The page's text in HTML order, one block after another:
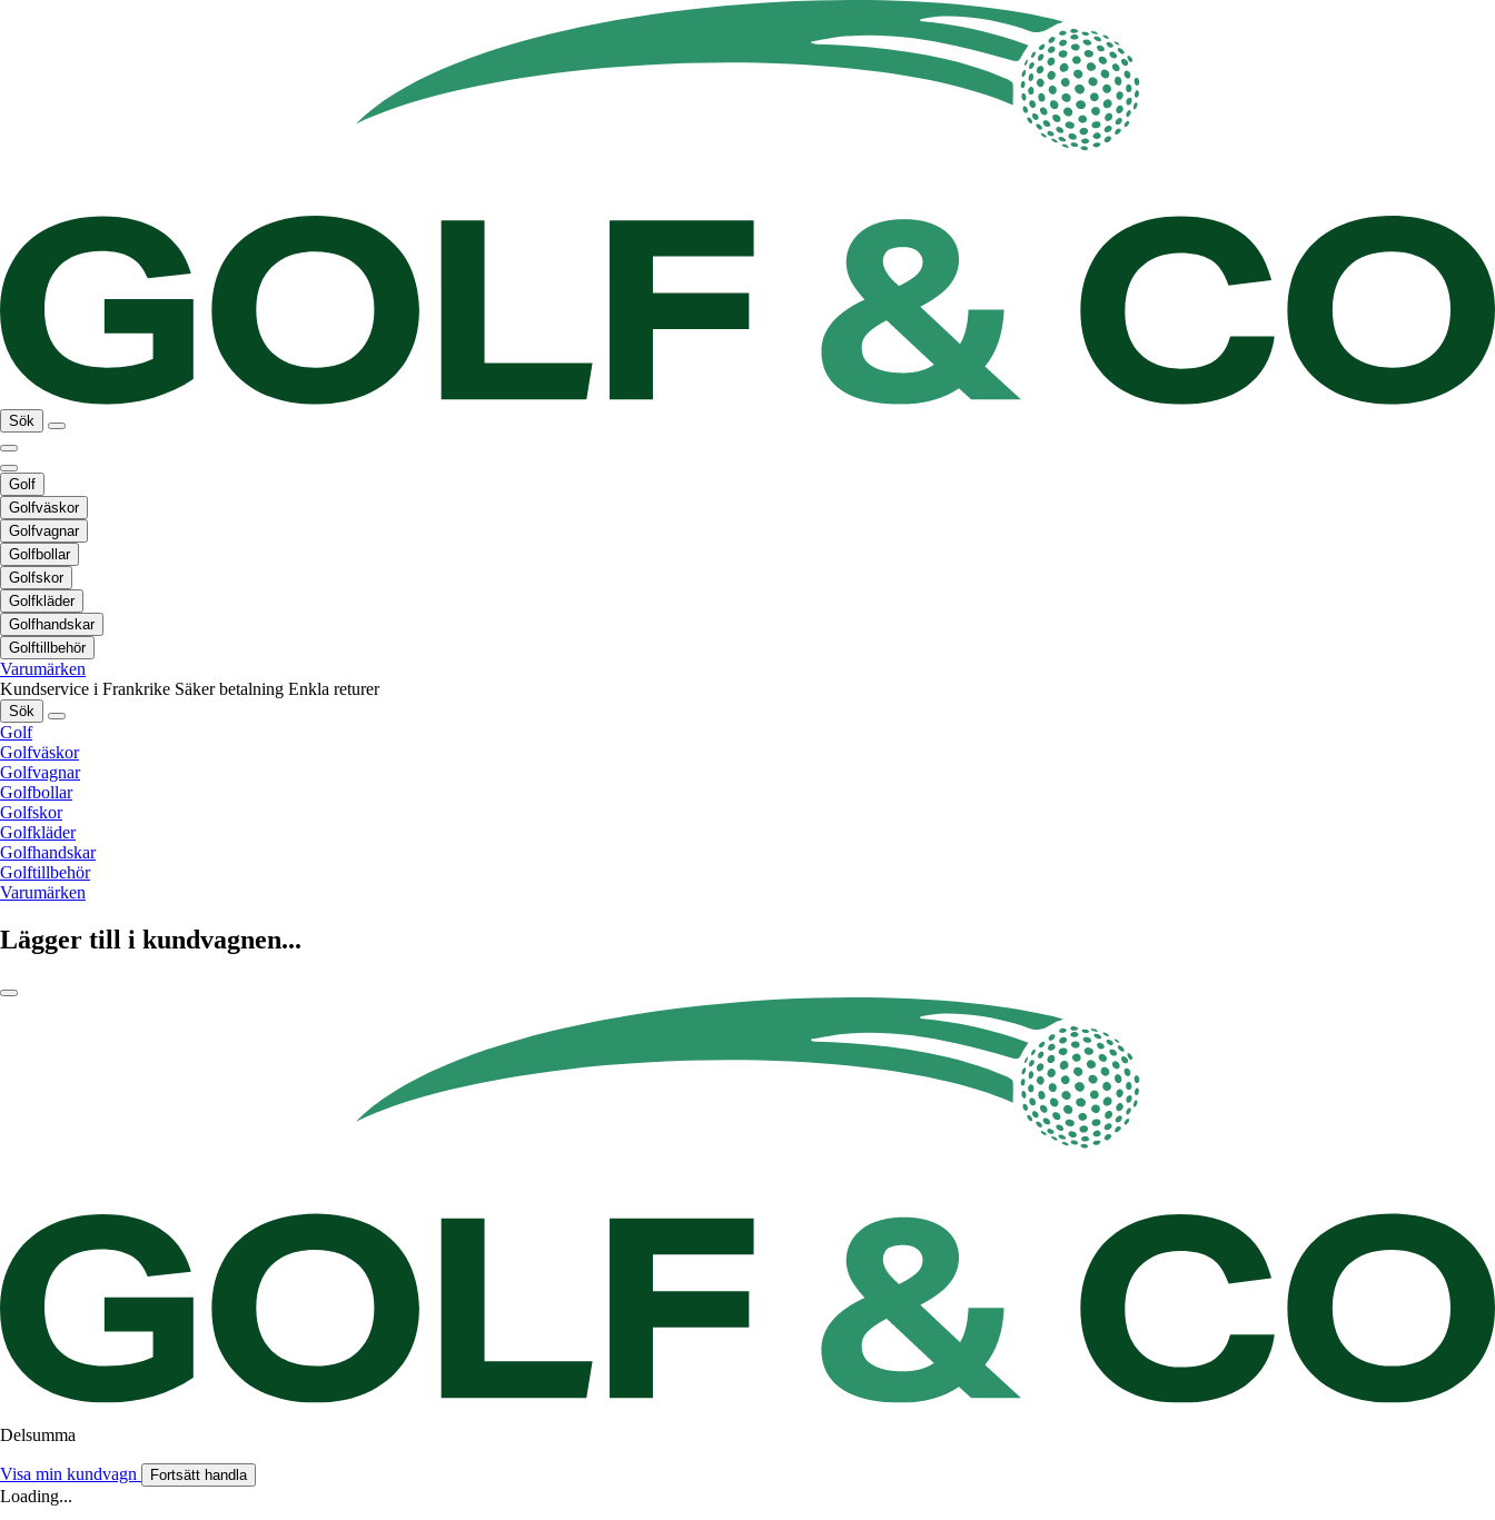
Sök
Golf
Golfväskor
Golfvagnar
Golfbollar
Golfskor
Golfkläder
Golfhandskar
Golftillbehör
Varumärken
Kundservice i Frankrike Säker betalning Enkla returer
Sök
Golf
Golfväskor
Golfvagnar
Golfbollar
Golfskor
Golfkläder
Golfhandskar
Golftillbehör
Varumärken
Lägger till i kundvagnen...
Delsumma
Visa min kundvagn Fortsätt handla
Loading...